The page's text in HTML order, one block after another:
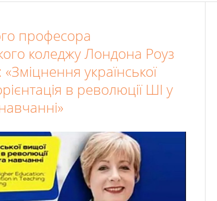
професора
коледжу Лондона Роуз
української
в революції ШІ у